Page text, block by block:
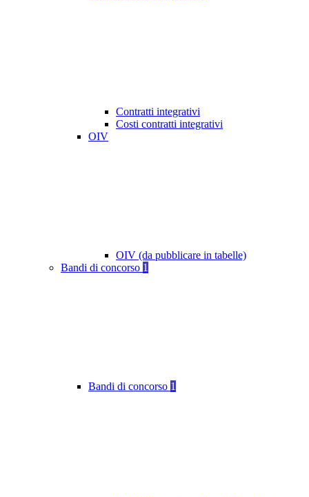
Contratti integrativi
Costi contratti integrativi
OIV
OIV (da pubblicare in tabelle)
Bandi di concorso 1
Bandi di concorso 1